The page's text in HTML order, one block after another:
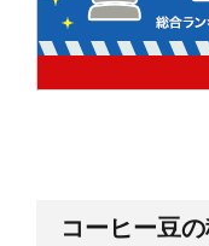
コーヒー豆